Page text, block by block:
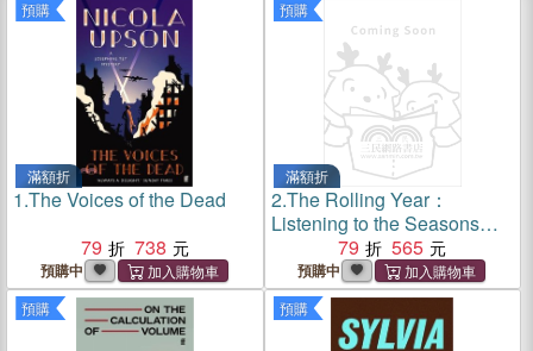
偉大的迷走神經
預購
滿額折
1.The Voices of the Dead
79
738
預購中
預購
滿額折
2.The Rolling Year：
Listening to the Seasons
with Vivaldi
79 565
預購中
預購 預購